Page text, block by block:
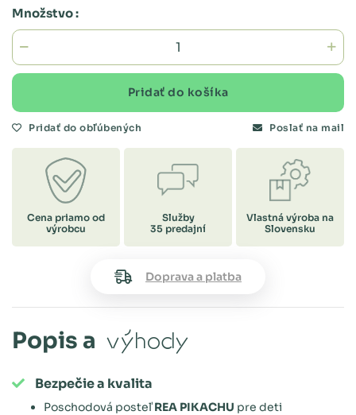
Množstvo :
Pridať do košíka
Pridať do obľúbených Poslať na mail
Cena priamo od
výrobcu
Služby
35 predajní
Vlastná výroba na
Slovensku
Doprava a platba
Popis a výhody
Bezpečie a kvalita
Poschodová posteľREA PIKACHU pre deti